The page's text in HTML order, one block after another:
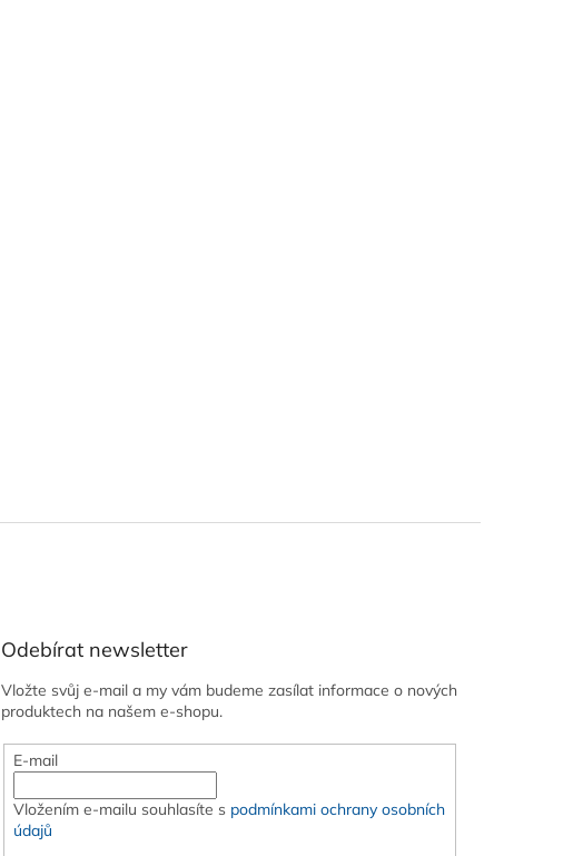
Odebírat newsletter
Vložte svůj e-mail a my vám budeme zasílat informace o nových
produktech na našem e-shopu.
E-mail
Vložením e-mailu souhlasíte s podmínkami ochrany osobních
údajů